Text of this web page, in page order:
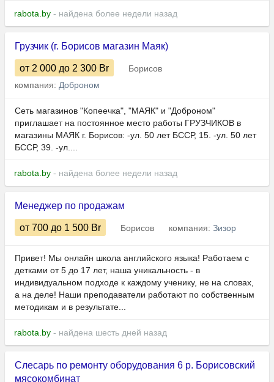
rabota.by - найдена более недели назад
Грузчик (г. Борисов магазин Маяк)
от 2 000 до 2 300 Br
Борисов
компания: Доброном
Сеть магазинов "Копеечка", "МАЯК" и "Доброном"
приглашает на постоянное место работы ГРУЗЧИКОВ в
магазины МАЯК г. Борисов: -ул. 50 лет БССР, 15. -ул. 50 лет
БССР, 39. -ул....
rabota.by - найдена более недели назад
Менеджер по продажам
от 700 до 1 500 Br Борисов компания: Зизор
Привет! Мы онлайн школа английского языка! Работаем с
детками от 5 до 17 лет, наша уникальность - в
индивидуальном подходе к каждому ученику, не на словах,
а на деле! Наши преподаватели работают по собственным
методикам и в результате...
rabota.by - найдена шесть дней назад
Слесарь по ремонту оборудования 6 р. Борисовский
мясокомбинат